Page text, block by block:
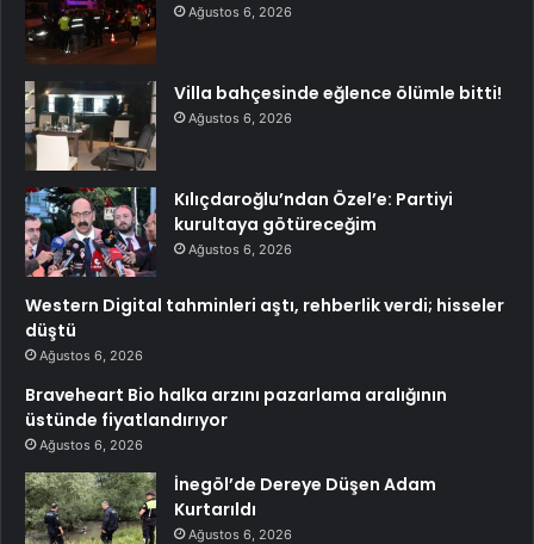
Ağustos 6, 2026
Villa bahçesinde eğlence ölümle bitti!
Ağustos 6, 2026
Kılıçdaroğlu’ndan Özel’e: Partiyi
kurultaya götüreceğim
Ağustos 6, 2026
Western Digital tahminleri aştı, rehberlik verdi; hisseler
düştü
Ağustos 6, 2026
Braveheart Bio halka arzını pazarlama aralığının
üstünde fiyatlandırıyor
Ağustos 6, 2026
İnegöl’de Dereye Düşen Adam
Kurtarıldı
Ağustos 6, 2026